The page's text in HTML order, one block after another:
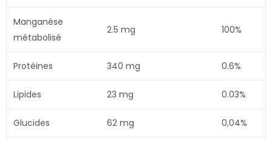
Manganèse
métabolisé
2.5 mg 100%
Protéines 340 mg 0.6%
Lipides 23 mg 0.03%
Glucides 62 mg 0,04%